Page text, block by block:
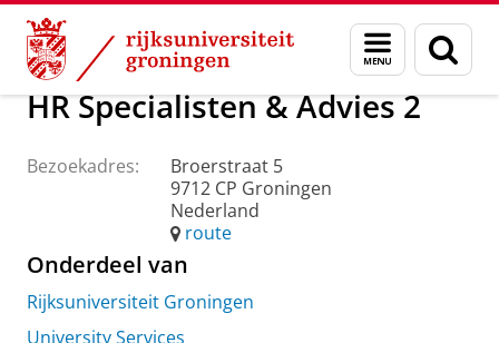
Skip
Content
Skip
Navigation
Menu
en
zoeken
Over ons Praktische zaken Waar vindt u ons
HR Specialisten & Advies 2
Bezoekadres:
Broerstraat 5
9712 CP Groningen
Nederland
route
Onderdeel van
Rijksuniversiteit Groningen
University Services